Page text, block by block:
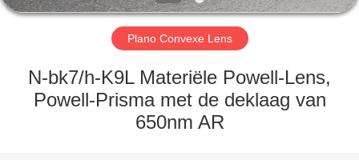
FABRIEKSREIS
KWALITEITSCONTROLE
CONTACTEER
Plano Convexe Lens
N-bk7/h-K9L Materiële Powell-Lens,
Powell-Prisma met de deklaag van
650nm AR